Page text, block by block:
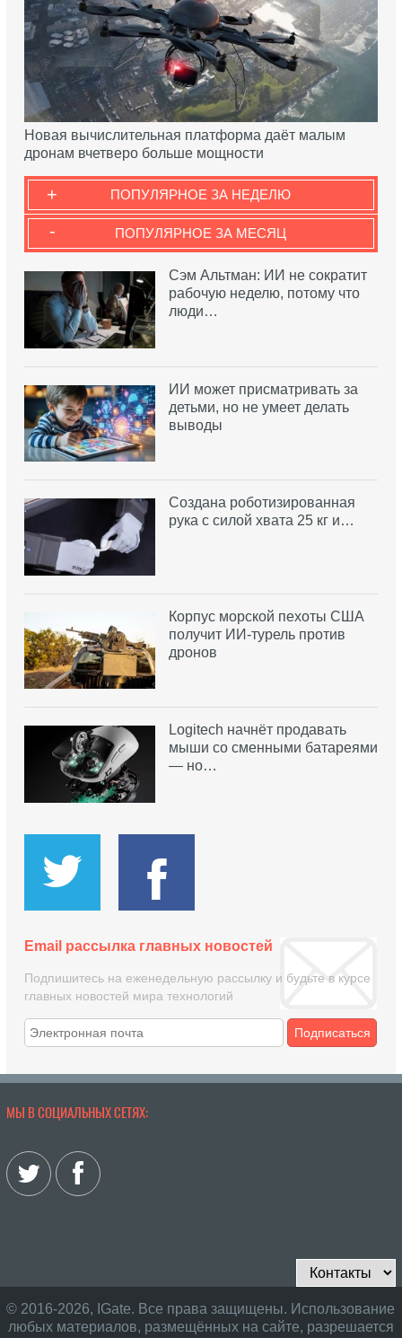
Новая вычислительная платформа даёт малым
дронам вчетверо больше мощности
ПОПУЛЯРНОЕ ЗА НЕДЕЛЮ
+
ПОПУЛЯРНОЕ ЗА МЕСЯЦ
-
Сэм Альтман: ИИ не сократит
рабочую неделю, потому что
люди…
ИИ может присматривать за
детьми, но не умеет делать
выводы
Создана роботизированная
рука с силой хвата 25 кг и…
Корпус морской пехоты США
получит ИИ-турель против
дронов
Logitech начнёт продавать
мыши со сменными батареями
— но…
Email рассылка главных новостей
Подпишитесь на еженедельную рассылку и будьте в курсе
главных новостей мира технологий
Подписаться
МЫ В СОЦИАЛЬНЫХ СЕТЯХ:
© 2016-2026, IGate. Все права защищены. Использование
любых материалов, размещённых на сайте, разрешается